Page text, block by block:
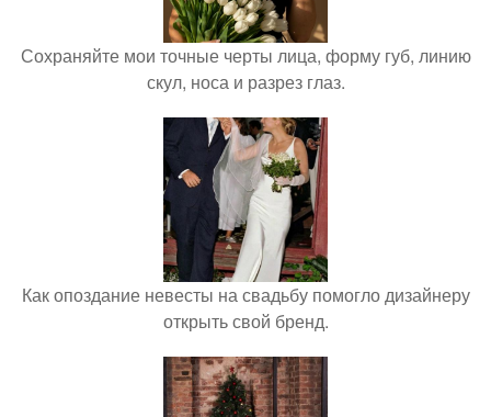
Сохраняйте мои точные черты лица, форму губ, линию
скул, носа и разрез глаз.
Как опоздание невесты на свадьбу помогло дизайнеру
открыть свой бренд.